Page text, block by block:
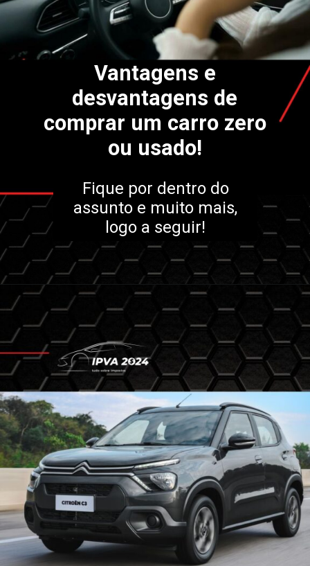
Vantagens e
desvantagens de
comprar um carro zero
ou usado!
Fique por dentro do
assunto e muito mais,
logo a seguir!